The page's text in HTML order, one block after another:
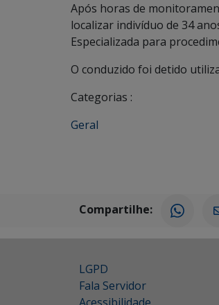
Após horas de
localizar indivíduo de 34
Especializada para
O conduzido foi detido
Categorias :
Geral
Compartilhe:
LGPD
Fala Servidor